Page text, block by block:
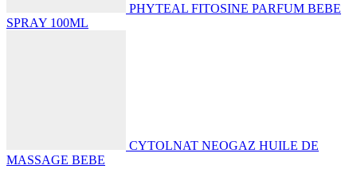
PHYTEAL FITOSINE PARFUM BEBE
SPRAY 100ML
CYTOLNAT NEOGAZ HUILE DE
MASSAGE BEBE